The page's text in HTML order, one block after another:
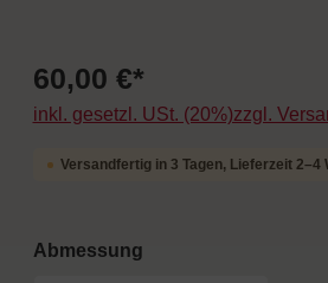
60,00 €*
inkl. gesetzl. USt. (20%)zzgl.
Versandfertig in 3 Tagen, Lieferzeit 2–4
Abmessungauswählen